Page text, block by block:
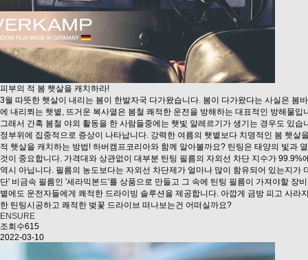
피부의 적 봄 햇살을 캐치하라!
3월 따뜻한 햇살이 내리는 봄이 한발자국 다가왔습니다. 봄이 다가왔다는 사실은
에 내리쬐는 햇볕, 뜨거운 복사열은 봄철 쾌적한 운전을 방해하는 대표적인 방해물
그래서 간혹 봄철 야외 활동을 한 사람들중에는 햇빛 알레르기가 생기는 경우도 있
정부위에 집중적으로 증상이 나타납니다. 강력한 여름의 햇볕보다 치명적인 봄 햇
적 햇살을 캐치하는 방법! 하버캠프코리아와 함께 알아볼까요? 틴팅은 태양의 빛과
것이 중요합니다. 가격대와 상관없이 대부분 틴팅 필름의 자외선 차단 지수가
역시 아닙니다. 필름의 농도보다는 자외선 차단제가 얼마나 많이 함유되어 있는지
단' 비금속 필름인 '세라믹본드'를 상품으로 만들고 그 속에 틴팅 필름이 가져야할
볕에도 운전자들에게 쾌적한 드라이빙 솔루션을 제공합니다. 아깝게 금방 피고 사
한 틴팅시공하고 쾌적한 벚꽃 드라이브 떠나보는건 어떠실까요?
ENSURE
조회수615
2022-03-10